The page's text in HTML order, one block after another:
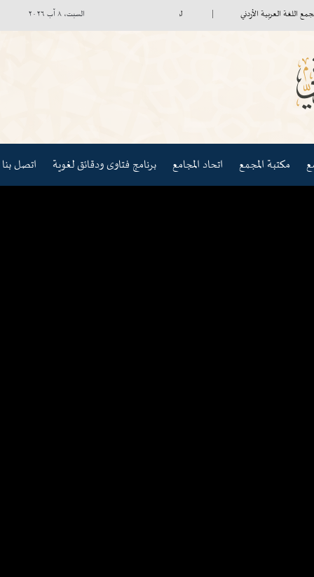
العربية الأردني لجنة صندوق الاستثمار تعقد اجتماعها الأول
مكتبة المجمع اتحاد المجامع برنامج فتاوى ودقائق لغوية اتصل بنا